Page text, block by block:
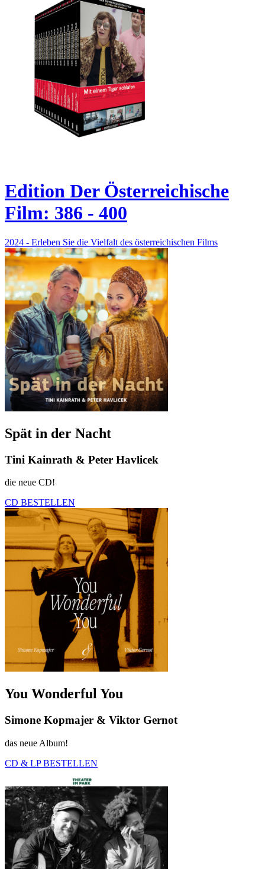
Edition Der Österreichische
Film: 386 - 400
2024 - Erleben Sie die Vielfalt des österreichischen Films
Spät in der Nacht
Tini Kainrath & Peter Havlicek
die neue CD!
CD BESTELLEN
You Wonderful You
Simone Kopmajer & Viktor Gernot
das neue Album!
CD & LP BESTELLEN